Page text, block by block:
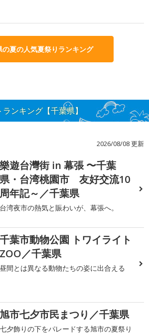
の夏の人気夏祭りランキング
ンキング【千葉県】
2026/08/08 更新
樂遊台灣街 in 幕張 〜千葉
県・台湾桃園市 友好交流10
周年記～／千葉県
台湾夜市の熱気と賑わいが、幕張へ。
千葉市動物公園 トワイライト
ZOO／千葉県
昼間とは異なる動物たちの姿に出合える
旭市七夕市民まつり／千葉県
七夕飾りの下をパレードする旭市の夏祭り